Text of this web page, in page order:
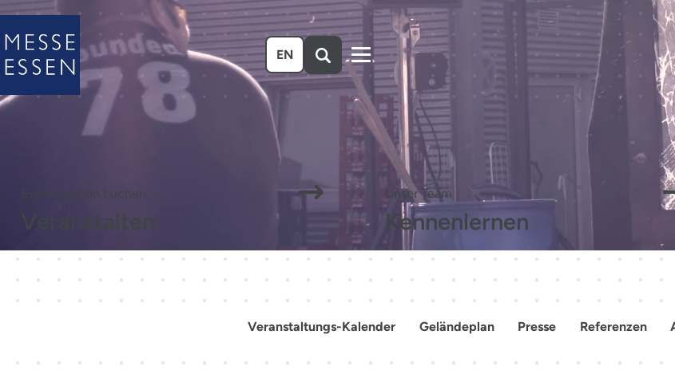
Zum Hauptinhalt springen
EN Veranstalten
Zukunft
Eventlocation buchen
Veranstalten
Unser Team
Kennenlernen
Veranstaltungs-Kalender Geländeplan Presse Referenzen